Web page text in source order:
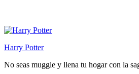
Harry Potter
No seas muggle y llena tu hogar con la